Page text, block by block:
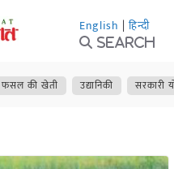
English | हिन्दी
Search
फसल की खेती उद्यानिकी सरकारी